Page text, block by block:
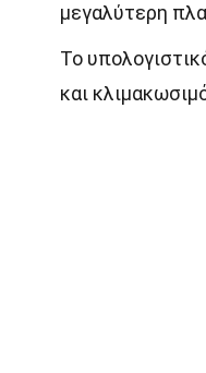
μεγαλύτερη
Το
και